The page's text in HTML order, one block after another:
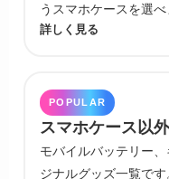
うスマホケースを選べ
詳しく見る
POPULAR
スマホケース以
モバイルバッテリー
ジナルグッズ一覧です